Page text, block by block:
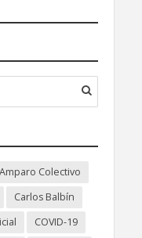
Amparo Colectivo
Carlos Balbín
COVID-19